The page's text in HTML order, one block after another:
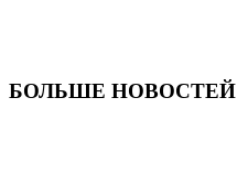
БОЛЬШЕ НОВОСТЕЙ